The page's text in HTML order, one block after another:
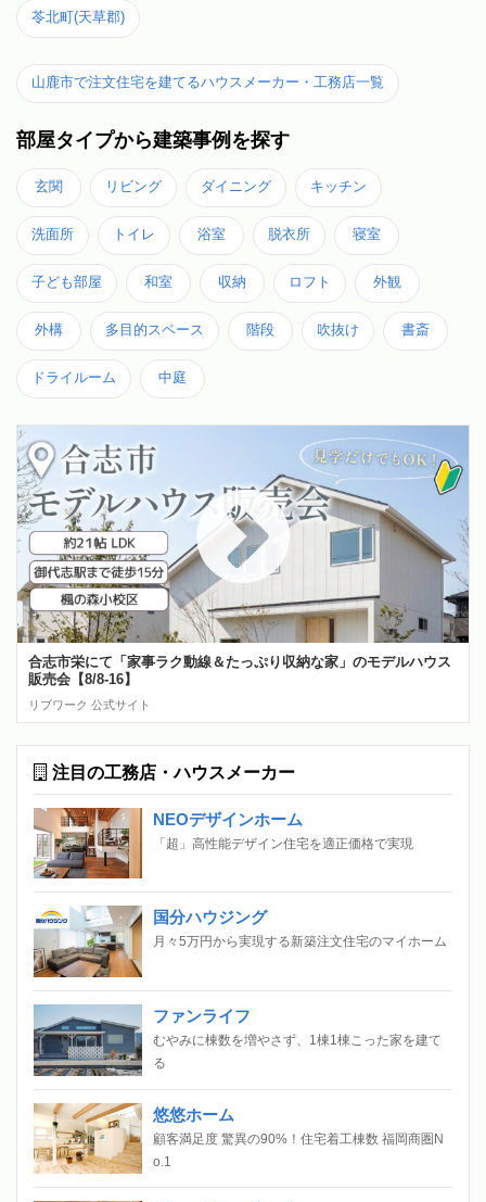
苓北町(天草郡)
山鹿市で注文住宅を建てるハウスメーカー・工務店一覧
部屋タイプから建築事例を探す
玄関 リビング ダイニング キッチン
洗面所 トイレ 浴室 脱衣所 寝室
子ども部屋 和室 収納 ロフト 外観
外構 多目的スペース 階段 吹抜け 書斎
ドライルーム 中庭
合志市栄にて「家事ラク動線＆たっぷり収納な家」のモデルハウス
販売会【8/8-16】
リブワーク 公式サイト
注目の工務店・ハウスメーカー
NEOデザインホーム
「超」高性能デザイン住宅を適正価格で実現
国分ハウジング
月々5万円から実現する新築注文住宅のマイホーム
ファンライフ
むやみに棟数を増やさず、1棟1棟こった家を建て
る
悠悠ホーム
顧客満足度 驚異の90%！住宅着工棟数 福岡商圏N
o.1